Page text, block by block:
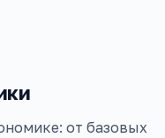
от базовых